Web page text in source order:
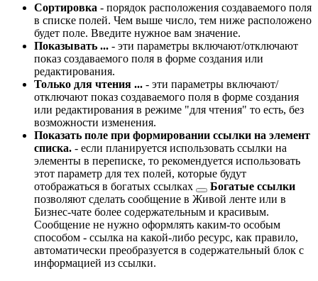
Сортировка - порядок расположения создаваемого поля
в списке полей. Чем выше число, тем ниже расположено
будет поле. Введите нужное вам значение.
Показывать ... - эти параметры включают/отключают
показ создаваемого поля в форме создания или
редактирования.
Только для чтения ... - эти параметры включают/
отключают показ создаваемого поля в форме создания
или редактирования в режиме "для чтения" то есть, без
возможности изменения.
Показать поле при формировании ссылки на элемент
списка. - если планируется использовать ссылки на
элементы в переписке, то рекомендуется использовать
этот параметр для тех полей, которые будут
отображаться в богатых ссылках
Богатые ссылки
позволяют сделать сообщение в Живой ленте или в
Бизнес-чате более содержательным и красивым.
Сообщение не нужно оформлять каким-то особым
способом - ссылка на какой-либо ресурс, как правило,
автоматически преобразуется в содержательный блок c
информацией из ссылки.